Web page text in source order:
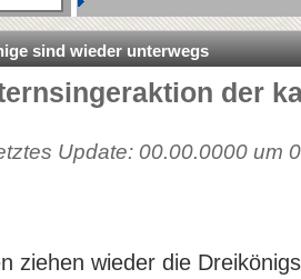
sind wieder unterwegs
der
Update: 00.00.0000 um
ziehen wieder die